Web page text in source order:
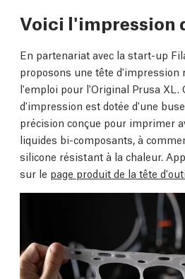
Voici l'impression
En partenariat avec la start-up
proposons une tête d'impression
l'emploi pour l'Original Prusa XL.
d'impression est dotée d'une
précision conçue pour imprimer
liquides bi-composants, à
silicone résistant à la chaleur.
sur le page produit de la tête